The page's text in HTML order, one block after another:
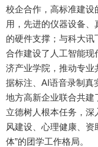
校企合作，高标准建设
用，先进的仪器设备
的硬件支撑；与科大
合作建设了人工智能
济产业学院，推动专业
据标注、AI语音录制真
地方高新企业联合共建
立德树人根本任务，深
风建设、心理健康、资
体”的团学工作格局。